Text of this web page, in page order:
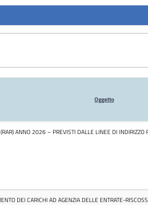
Oggetto
ANNO 2026 – PREVISTI DALLE LINEE DI
DEI CARICHI AD AGENZIA DELLE ENTRATE-